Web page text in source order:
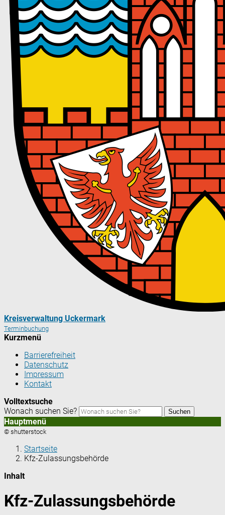
Kreisverwaltung Uckermark
Terminbuchung
Kurzmenü
Barrierefreiheit
Datenschutz
Impressum
Kontakt
Volltextsuche
Wonach suchen Sie?
Suchen
Hauptmenü
© shutterstock
Startseite
Kfz-Zulassungsbehörde
Inhalt
Kfz-Zulassungsbehörde